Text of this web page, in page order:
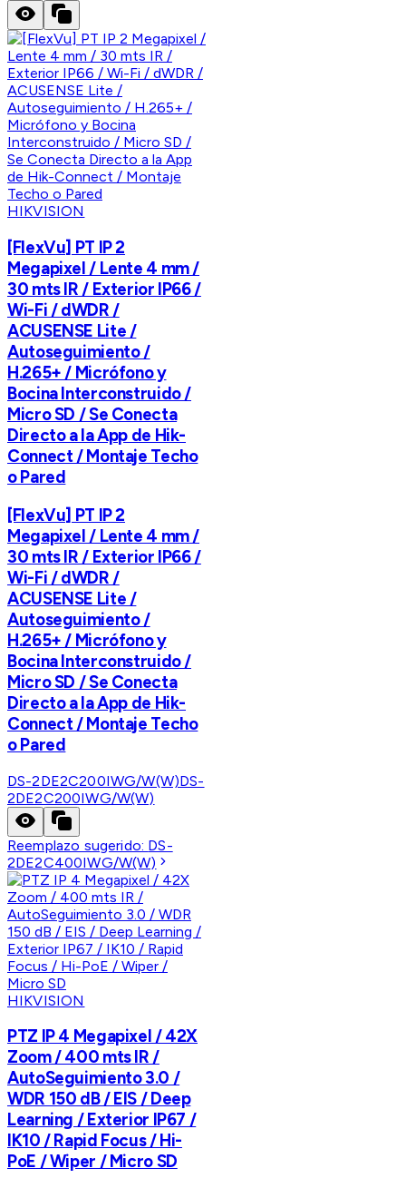
HIKVISION
[FlexVu] PT IP 2
Megapixel / Lente 4 mm /
30 mts IR / Exterior IP66 /
Wi-Fi / dWDR /
ACUSENSE Lite /
Autoseguimiento /
H.265+ / Micrófono y
Bocina Interconstruido /
Micro SD / Se Conecta
Directo a la App de Hik-
Connect / Montaje Techo
o Pared
[FlexVu] PT IP 2
Megapixel / Lente 4 mm /
30 mts IR / Exterior IP66 /
Wi-Fi / dWDR /
ACUSENSE Lite /
Autoseguimiento /
H.265+ / Micrófono y
Bocina Interconstruido /
Micro SD / Se Conecta
Directo a la App de Hik-
Connect / Montaje Techo
o Pared
DS-2DE2C200IWG/W(W)DS-
2DE2C200IWG/W(W)
Reemplazo sugerido: DS-
2DE2C400IWG/W(W)
HIKVISION
PTZ IP 4 Megapixel / 42X
Zoom / 400 mts IR /
AutoSeguimiento 3.0 /
WDR 150 dB / EIS / Deep
Learning / Exterior IP67 /
IK10 / Rapid Focus / Hi-
PoE / Wiper / Micro SD